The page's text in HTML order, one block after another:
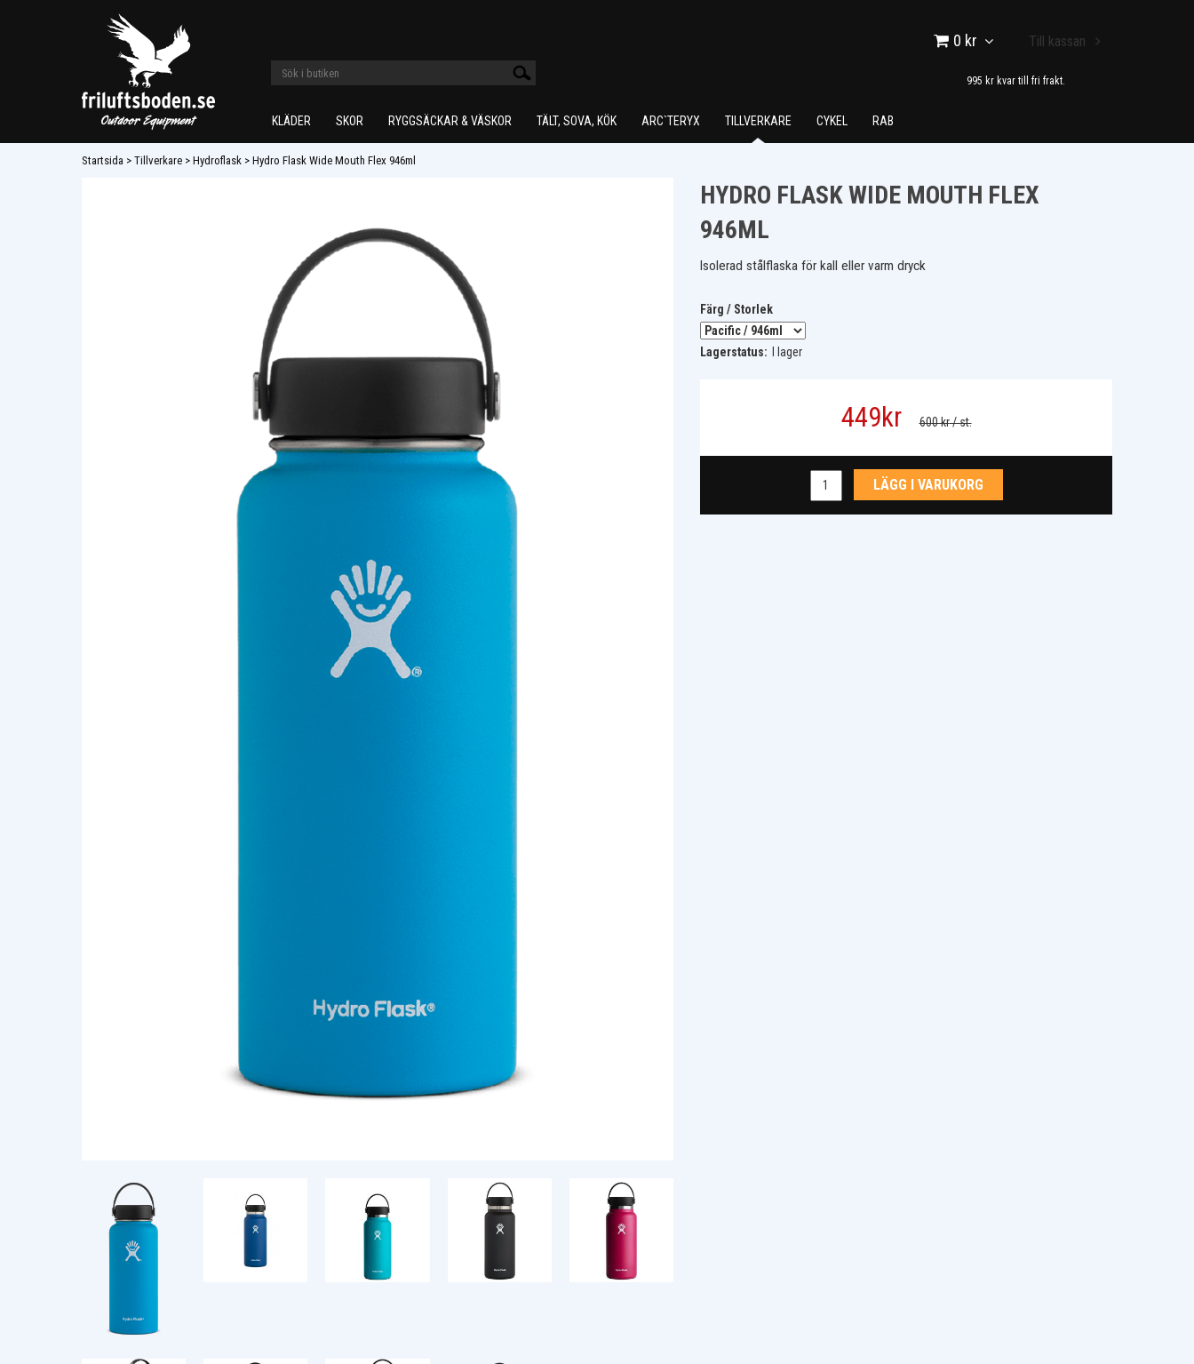
0 kr Till kassan
995 kr kvar till fri frakt.
KLÄDER SKOR RYGGSÄCKAR & VÄSKOR TÄLT, SOVA, KÖK ARC`TERYX TILLVERKARE CYKEL RAB
Startsida > Tillverkare > Hydroflask > Hydro Flask Wide Mouth Flex 946ml
HYDRO FLASK WIDE MOUTH FLEX
946ML
Isolerad stålflaska för kall eller varm dryck
Färg / Storlek
Lagerstatus: I lager
449kr 600 kr/ st.
LÄGG I VARUKORG